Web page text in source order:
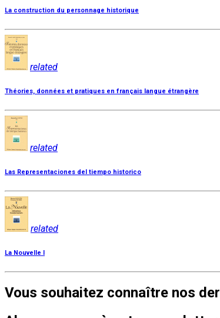
La construction du personnage historique
related
Théories, données et pratiques en français langue étrangère
related
Las Representaciones del tiempo historico
related
La Nouvelle I
Vous souhaitez connaître nos